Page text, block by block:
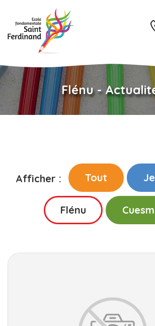
Flénu -
Afficher : Tout
Flénu